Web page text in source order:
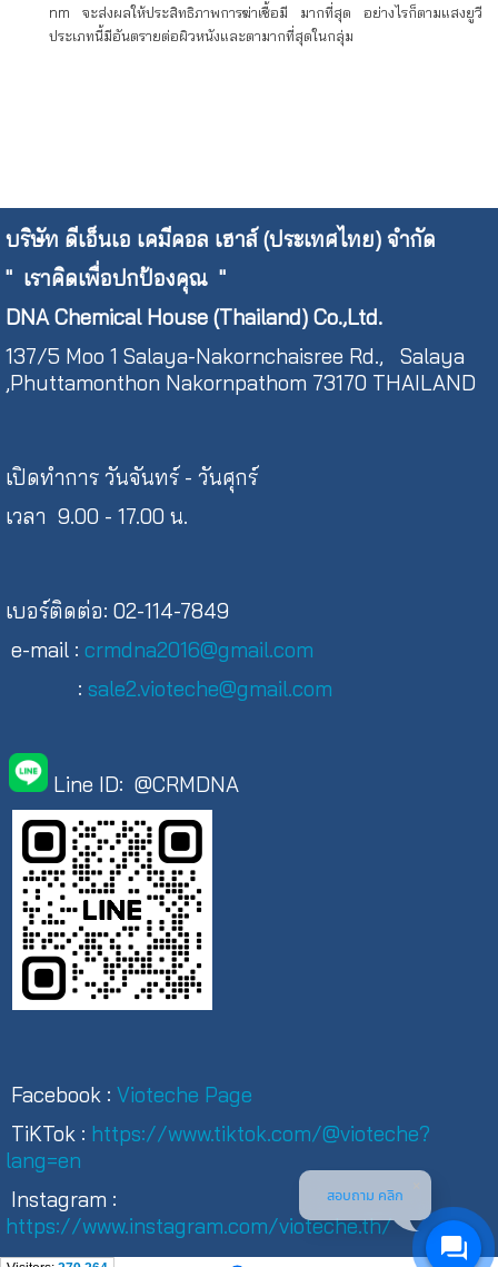
nm จะส่งผลให้ประสิทธิภาพการฆ่าเชื้อมี มากที่สุด อย่างไรก็ตามแสงยูวี
ประเภทนี้มีอันตรายต่อผิวหนังและตามากที่สุดในกลุ่ม
บริษัท ดีเอ็นเอ เคมีคอล เฮาส์ (ประเทศไทย) จำกัด
" เราคิดเพื่อปกป้องคุณ "
DNA Chemical House (Thailand) Co.,Ltd.
137/5 Moo 1 Salaya-Nakornchaisree Rd., Salaya
,Phuttamonthon Nakornpathom 73170 THAILAND
เปิดทำการ วันจันทร์ - วันศุกร์
เวลา 9.00 - 17.00 น.
เบอร์ติดต่อ: 02-114-7849
e-mail : crmdna2016@gmail.com
: sale2.vioteche@gmail.com
Line ID: @CRMDNA
Facebook : Vioteche Page
TiKTok : https://www.tiktok.com/@vioteche?
lang=en
Instagram :
https://www.instagram.com/vioteche.th/
สอบถาม คลิก